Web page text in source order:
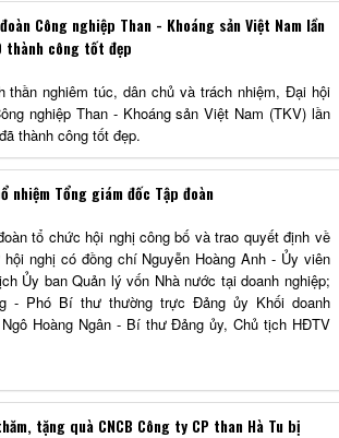
Công nghiệp Than - Khoáng sản Việt Nam lần
thành công tốt đẹp
thần nghiêm túc, dân chủ và trách nhiệm, Đại hội
nghiệp Than - Khoáng sản Việt Nam (TKV) lần
thành công tốt đẹp.
nhiệm Tổng giám đốc Tập đoàn
tổ chức hội nghị công bố và trao quyết định về
nghị có đồng chí Nguyễn Hoàng Anh - Ủy viên
Ủy ban Quản lý vốn Nhà nước tại doanh nghiệp;
- Phó Bí thư thường trực Đảng ủy Khối doanh
Hoàng Ngân - Bí thư Đảng ủy, Chủ tịch HĐTV
tặng quà CNCB Công ty CP than Hà Tu bị